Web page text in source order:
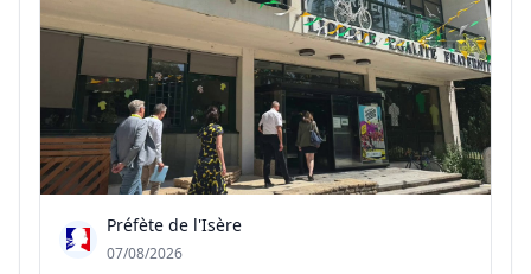
Préfète de l'Isère
07/08/2026